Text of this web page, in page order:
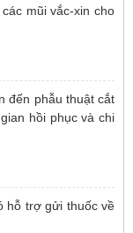
mũi vắc-xin cho
đến phẫu thuật cắt
hồi phục và chi
hỗ trợ gửi thuốc về